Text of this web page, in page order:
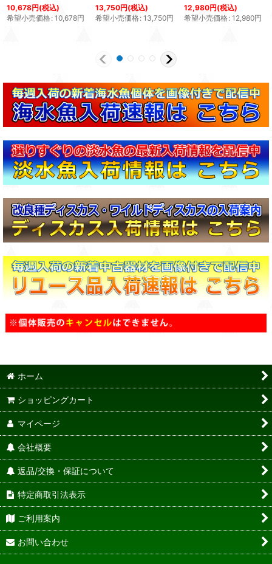
10,678円(税込)
希望小売価格: 10,678円
13,750円(税込)
希望小売価格: 13,750円
12,980円(税込)
希望小売価格: 12,980円
ホーム
ショッピングカート
マイページ
会社概要
返品/交換・保証について
特定商取引法表示
ご利用案内
お問い合わせ